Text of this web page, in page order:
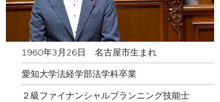
1960年3月26日 名古屋市生まれ
愛知大学法経学部法学科卒業
２級ファイナンシャルプランニング技能士